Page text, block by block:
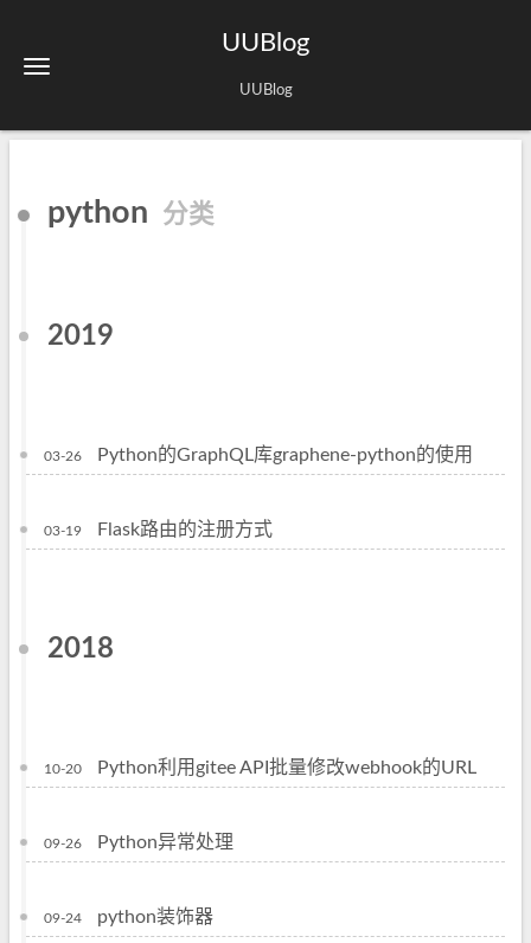
UUBlog
UUBlog
python 分类
2019
03-26 Python的GraphQL库graphene-python的使用
03-19 Flask路由的注册方式
2018
10-20 Python利用gitee API批量修改webhook的URL
09-26 Python异常处理
09-24 python装饰器